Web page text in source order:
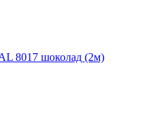
8017 шоколад (2м)